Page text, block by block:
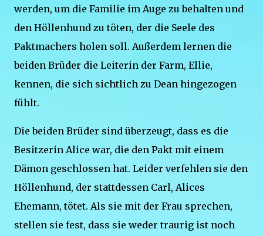
werden, um die Familie im Auge zu behalten und
den Höllenhund zu töten, der die Seele des
Paktmachers holen soll. Außerdem lernen die
beiden Brüder die Leiterin der Farm, Ellie,
kennen, die sich sichtlich zu Dean hingezogen
fühlt.
Die beiden Brüder sind überzeugt, dass es die
Besitzerin Alice war, die den Pakt mit einem
Dämon geschlossen hat. Leider verfehlen sie den
Höllenhund, der stattdessen Carl, Alices
Ehemann, tötet. Als sie mit der Frau sprechen,
stellen sie fest, dass sie weder traurig ist noch